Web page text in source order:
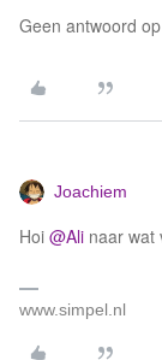
Geen antwoord
Joachiem
Hoi @Ali naar wat
www.simpel.nl